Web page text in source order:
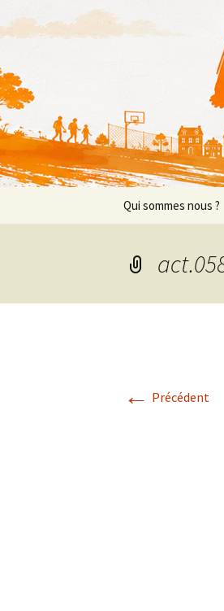
au
Actions en
Qui sommes nous ?
Prévention sociale
← Précédent